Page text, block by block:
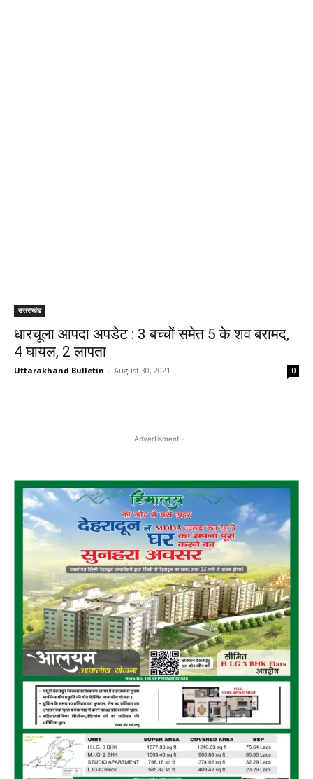
उत्तराखंड
धारचूला आपदा अपडेट : 3 बच्चों समेत 5 के शव बरामद,
4 घायल, 2 लापता
Uttarakhand Bulletin - August 30, 2021 0
- Advertisment -